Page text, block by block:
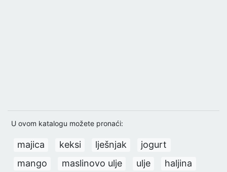
U ovom katalogu možete pronaći:
majica keksi lješnjak
jogurt
mango
maslinovo ulje ulje
haljina